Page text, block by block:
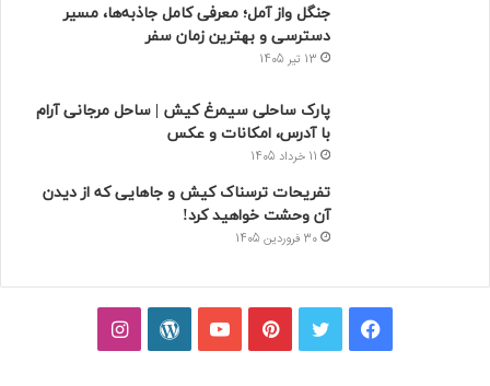
جنگل واز آمل؛ معرفی کامل جاذبه‌ها، مسیر
دسترسی و بهترین زمان سفر
13 تیر 1405
پارک ساحلی سیمرغ کیش | ساحل مرجانی آرام
با آدرس، امکانات و عکس
11 خرداد 1405
تفریحات ترسناک کیش و جاهایی که از دیدن
آن وحشت خواهید کرد!
30 فروردین 1405
فیسبوکتوییترپینتریستیوتیوبوردپرساینستاگرام